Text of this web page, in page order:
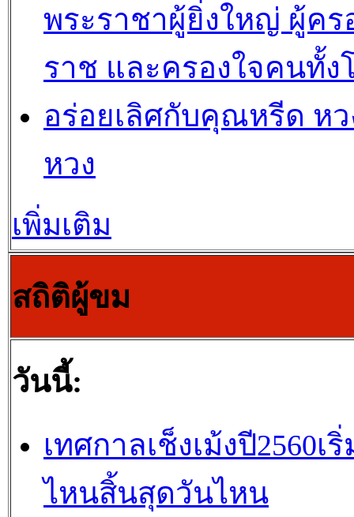
พระราชาผู้ยิ่งใหญ่ ผู้คร
ราช และครองใจคนทั้ง
อร่อยเลิศกับคุณหรีด หว
หวง
เพิ่มเติม
สถิติผู้ขม
วันนี้:
เทศกาลเช็งเม้งปี2560เ
ไหนสิ้นสุดวันไหน